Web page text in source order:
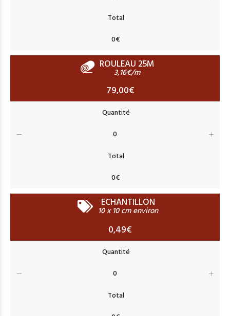
ROULEAU 25M
3,16€/m
79,00€
ECHANTILLON
10 x 10 cm environ
0,49€